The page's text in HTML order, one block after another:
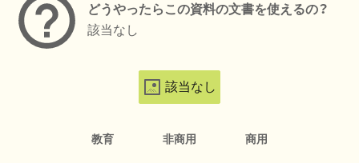
どうやったらこの資料の文書を使えるの？
該当なし
該当なし
教育 非商用 商用